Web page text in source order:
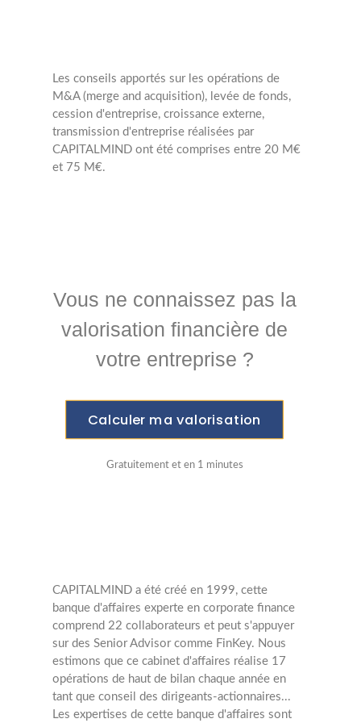
Les conseils apportés sur les opérations de
M&A (merge and acquisition), levée de fonds,
cession d'entreprise, croissance externe,
transmission d'entreprise réalisées par
CAPITALMIND ont été comprises entre 20 M€
et 75 M€.
Vous ne connaissez pas la
valorisation financière de
votre entreprise ?
Calculer ma valorisation
Gratuitement et en 1 minutes
CAPITALMIND a été créé en 1999, cette
banque d'affaires experte en corporate finance
comprend 22 collaborateurs et peut s'appuyer
sur des Senior Advisor comme FinKey. Nous
estimons que ce cabinet d'affaires réalise 17
opérations de haut de bilan chaque année en
tant que conseil des dirigeants-actionnaires...
Les expertises de cette banque d'affaires sont